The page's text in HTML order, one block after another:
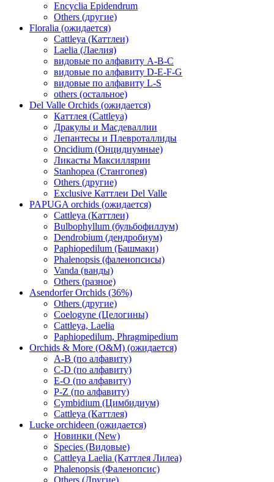
Encyclia Epidendrum
Others (другие)
Floralia (ожидается)
Cattleya (Каттлеи)
Laelia (Лаелия)
видовые по алфавиту A-B-C
видовые по алфавиту D-E-F-G
видовые по алфавиту L-S
others (остальное)
Del Valle Orchids (ожидается)
Каттлея (Cattleya)
Дракулы и Масдеваллии
Лепантесы и Плевроталлиды
Oncidium (Онцидиумные)
Ликасты Максиллярии
Stanhopea (Стангопея)
Others (другие)
Exclusive Каттлеи Del Valle
PAPUGA orchids (ожидается)
Cattleya (Каттлеи)
Bulbophyllum (бульбофиллум)
Dendrobium (дендробиум)
Paphiopedilum (Башмаки)
Phalenopsis (фаленопсисы)
Vanda (ванды)
Others (разное)
Asendorfer Orchids (36%)
Others (другие)
Coelogyne (Целогины)
Cattleya, Laelia
Paphiopedilum, Phragmipedium
Orchids & More (O&M) (ожидается)
A-B (по алфавиту)
C-D (по алфавиту)
E-O (по алфавиту)
P-Z (по алфавиту)
Cymbidium (Цимбидиум)
Cattleya (Каттлея)
Lucke orchideen (ожидается)
Новинки (New)
Species (Видовые)
Cattleya Laelia (Каттлея Лилеа)
Phalenopsis (Фаленопсис)
Others (Другие)